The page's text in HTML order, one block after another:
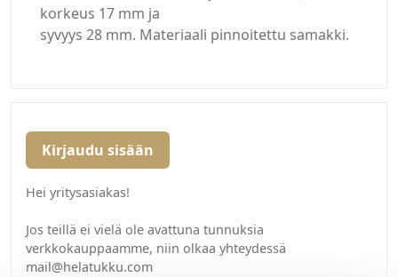
korkeus 17 mm ja
syvyys 28 mm. Materiaali pinnoitettu samakki.
Kirjaudu sisään
Hei yritysasiakas!
Jos teillä ei vielä ole avattuna tunnuksia
verkkokauppaamme, niin olkaa yhteydessä
mail@helatukku.com